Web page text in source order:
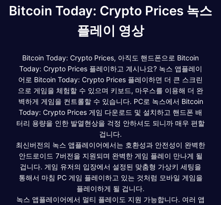
Bitcoin Today: Crypto Prices 녹스
플레이 영상
Bitcoin Today: Crypto Prices, 아직도 핸드폰으로 Bitcoin
Today: Crypto Prices 플레이하고 계시나요? 녹스 앱플레이
어로 Bitcoin Today: Crypto Prices 플레이하면 더 큰 스크린
으로 게임을 체험할 수 있으며 키보드, 마우스를 이용해 더 완
벽하게 게임을 컨트롤할 수 있습니다. PC로 녹스에서 Bitcoin
Today: Crypto Prices 게임 다운로드 및 설치하고 핸드폰 배
터리 용량을 인한 발열현상을 걱정 안하셔도 되니까 매우 편할
겁니다.
최신버전의 녹스 앱플레이어에서는 호환성과 안전성이 완벽한
안드로이드 7버전을 지원되며 완벽한 게임 플레이 만나게 될
겁니다. 게임 유저의 입장에서 설정된 맞춤형 가상키 세팅을
통해서 마침 PC 게임 플레이하고 있는 것처럼 모바일 게임을
플레이하게 될 겁니다.
녹스 앱플레이어에서 멀티 플레이도 지원 가능합니다. 여러 앱